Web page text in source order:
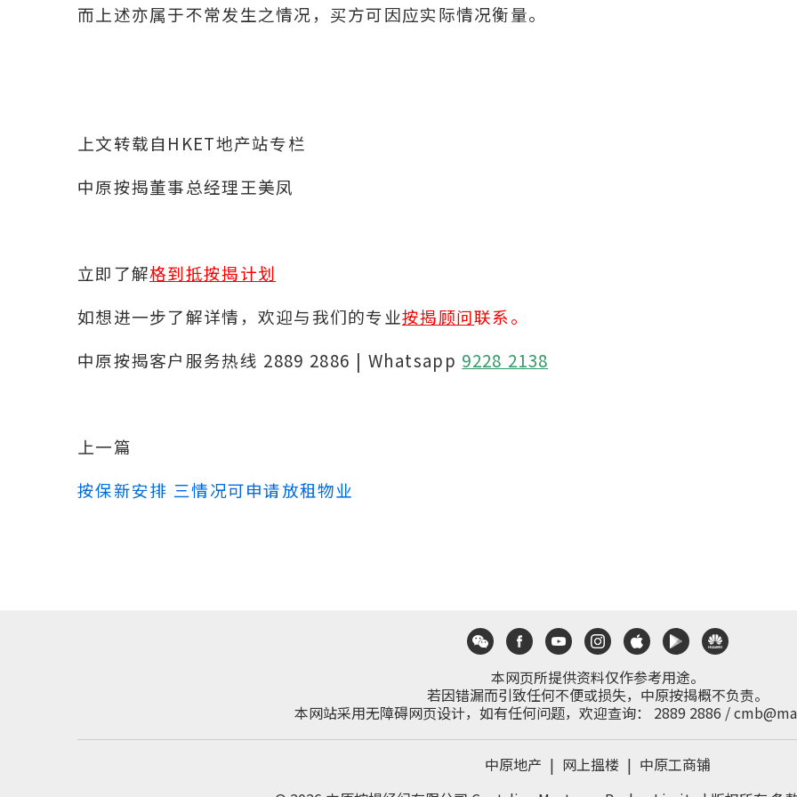
而上述亦属于不常发生之情况，买方可因应实际情况衡量。
上文转载自HKET地产站专栏
中原按揭董事总经理王美凤
立即了解格到抵按揭计划
如想进一步了解详情，欢迎与我们的专业按揭顾问联系。
中原按揭客户服务热线 2889 2886 | Whatsapp 9228 2138
上一篇
按保新安排 三情况可申请放租物业
本网页所提供资料仅作参考用途。
若因错漏而引致任何不便或损失，中原按揭概不负责。
本网站采用无障碍网页设计，如有任何问题，欢迎查询： 2889 2886 /
中原地产 | 网上搵楼 | 中原工商铺